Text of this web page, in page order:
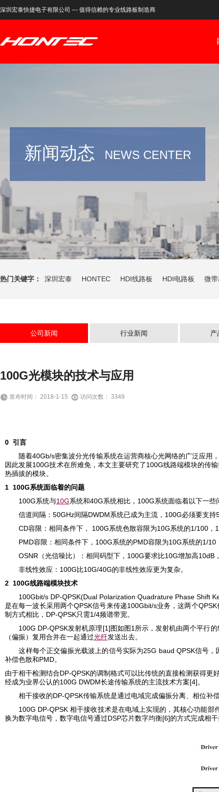
深圳宏泰快捷电子有限公司 --- 值得信赖的专业线路板制造商
新闻动态 NEWS CENTER
热门关键字： 深圳宏泰 HONTEC HDI线路板 HDI电路板 微
公司新闻 行业新闻 产
100G光模块的技术与应用
发布时间： 2018-1-15 访问次数： 3349
0 引言
随着40Gb/s密集波分光传输系统在运营商核心光网络的广泛应用
因此发展100G技术在所难免，本文主要研究了 100G线路端模块的传
热插拔的模块。
1 100G系统面临着的问题
100G系统与10G系统和40G系统相比， 100G系统面临着以下一些
信道间隔： 50GHz间隔DWDM系统已成为主流， 100G必须要支持
CD容限：相同条件下， 100G系统色散容限为10G系统的1/100 ，
PMD容限：相同条件下， 100G系统的PMD容限为10G系统的1/10
OSNR （光信噪比）：相同码型下， 100G要求比10G增加高10dB
非线性效应： 100G 比10G/40G的非线性效应更为复杂。
2 100G线路端模块技术
100Gbit/s DP-QPSK(Dual Polarization Quadrature Phase Shift
是在每一波长采用两个QPSK信号来传递100Gbit/s业务，这两个QPSK
制方式相比， DP-QPSK只需1/4频谱带宽。
100G DP-QPSK发射机原理 [1] 图如图 1所示，发射机由两个平行的
（偏振）复用合并在一起通过光纤发送出去。
这样每个正交偏振光载波上的信号实际为25G baud QPSK信号，
补偿色散和 PMD。
由于相干检测结合DP-QPSK的调制格式可以比传统的直接检测获得更
经成为业界公认的100G DWDM长途传输系统的主流技术方案[4]。
相干接收的DP-QPSK传输系统是通过电域完成偏振分离、相位补
100G DP-QPSK相干接收技术是在电域上实现的，其核心功能部
换为数字电信号，数字电信号通过DSP芯片数字均衡[6]的方式完成相